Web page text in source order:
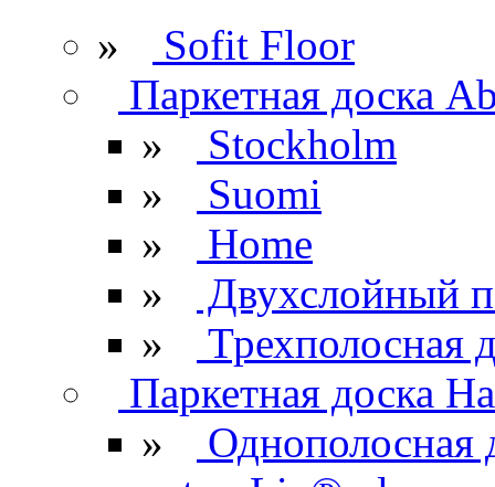
»
Sofit Floor
Паркетная доска
»
Stockholm
»
Suomi
»
Home
»
Двухслойный
»
Трехполосная
Паркетная доска
»
Однополосная